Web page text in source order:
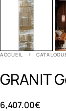
ACCUEIL
GRANIT
6,407.00€